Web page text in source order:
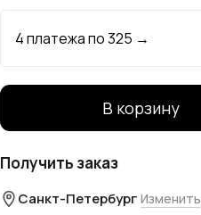
4 платежа по325 →
В корзину
Получить заказ
Санкт-Петербург Изменить